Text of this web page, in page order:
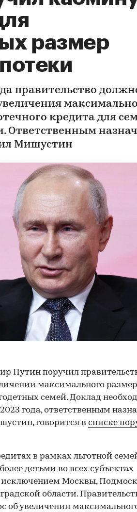
размер
правительство
кредита для
Ответственным
Мишустин
Путин поручил
максимального
семей. Доклад
года, ответственным
говорится в списке
в рамках льготной
детьми во всех субъектах
Москвы,
области.
об увеличении